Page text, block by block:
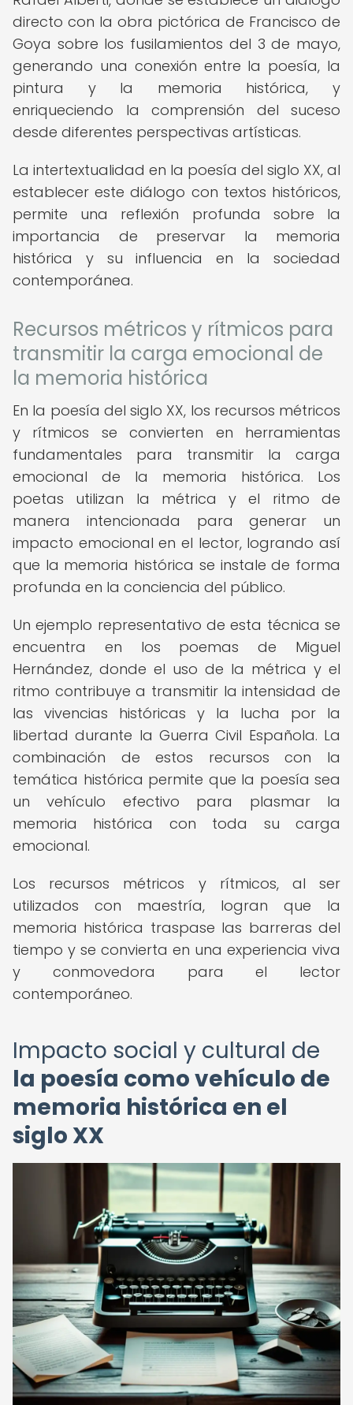
directo con la obra pictórica de Francisco de
Goya sobre los fusilamientos del 3 de mayo,
generando una conexión entre la poesía, la
pintura y la memoria histórica, y
enriqueciendo la comprensión del suceso
desde diferentes perspectivas artísticas.
La intertextualidad en la poesía del siglo XX, al
establecer este diálogo con textos históricos,
permite una reflexión profunda sobre la
importancia de preservar la memoria
histórica y su influencia en la sociedad
contemporánea.
Recursos métricos y rítmicos para
transmitir la carga emocional de
la memoria histórica
En la poesía del siglo XX, los recursos métricos
y rítmicos se convierten en herramientas
fundamentales para transmitir la carga
emocional de la memoria histórica. Los
poetas utilizan la métrica y el ritmo de
manera intencionada para generar un
impacto emocional en el lector, logrando así
que la memoria histórica se instale de forma
profunda en la conciencia del público.
Un ejemplo representativo de esta técnica se
encuentra en los poemas de Miguel
Hernández, donde el uso de la métrica y el
ritmo contribuye a transmitir la intensidad de
las vivencias históricas y la lucha por la
libertad durante la Guerra Civil Española. La
combinación de estos recursos con la
temática histórica permite que la poesía sea
un vehículo efectivo para plasmar la
memoria histórica con toda su carga
emocional.
Los recursos métricos y rítmicos, al ser
utilizados con maestría, logran que la
memoria histórica traspase las barreras del
tiempo y se convierta en una experiencia viva
y conmovedora para el lector
contemporáneo.
Impacto social y cultural de
la poesía como vehículo de
memoria histórica en el
siglo XX